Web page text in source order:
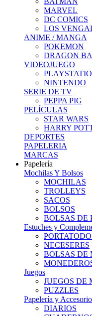
MARVEL
DC COMICS
LOS
ANIME / MANGA
POKEMON
DRAGON
VIDEOJUEGO
NINTENDO
SERIE DE TV
PEPPA PIG
PELÍCULAS
STAR WARS
HARRY
DEPORTES
PAPELERIA
MARCAS
Papelería
Mochilas Y Bolsos
MOCHILAS
TROLLEYS
SACOS
BOLSOS
BOLSAS DE
Estuches y
NECESERES
BOLSAS DE
Juegos
JUEGOS DE
PUZZLES
Papelería y
DIARIOS